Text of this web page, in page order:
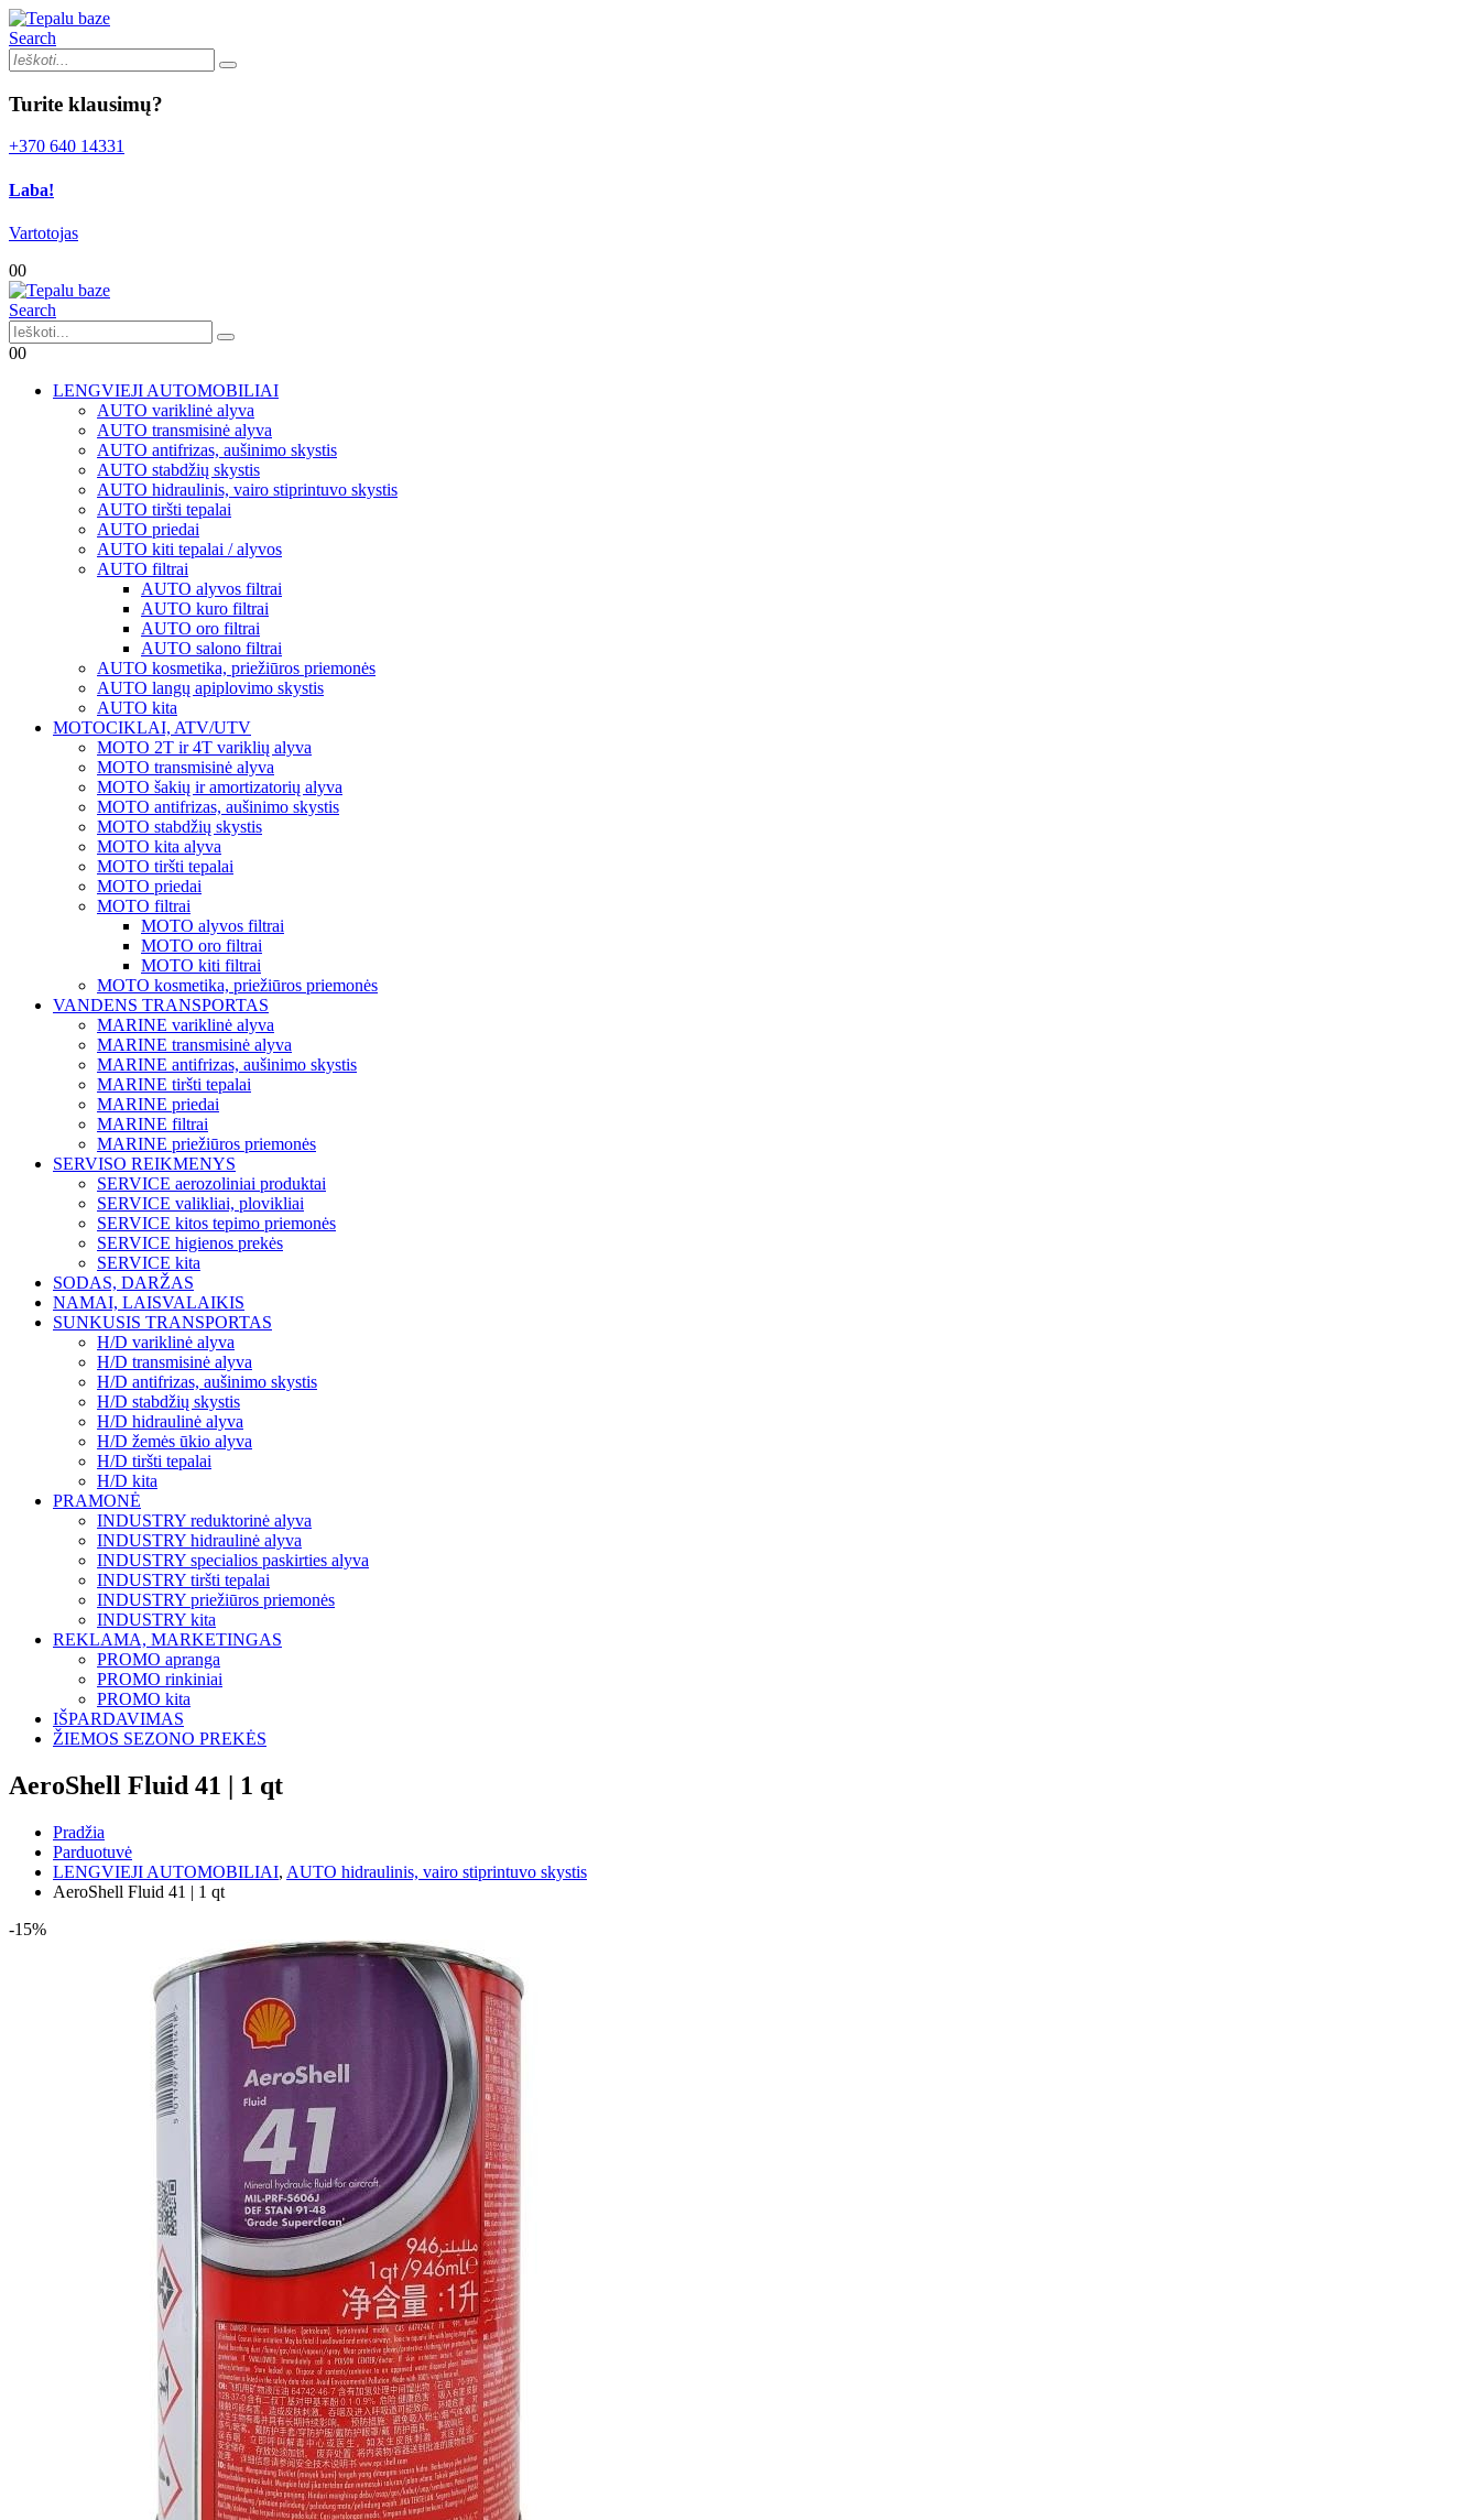
Search
Turite klausimų?
+370 640 14331
Laba!
Vartotojas
00
Search
00
LENGVIEJI AUTOMOBILIAI
AUTO variklinė alyva
AUTO transmisinė alyva
AUTO antifrizas, aušinimo skystis
AUTO stabdžių skystis
AUTO hidraulinis, vairo stiprintuvo skystis
AUTO tiršti tepalai
AUTO priedai
AUTO kiti tepalai / alyvos
AUTO filtrai
AUTO alyvos filtrai
AUTO kuro filtrai
AUTO oro filtrai
AUTO salono filtrai
AUTO kosmetika, priežiūros priemonės
AUTO langų apiplovimo skystis
AUTO kita
MOTOCIKLAI, ATV/UTV
MOTO 2T ir 4T variklių alyva
MOTO transmisinė alyva
MOTO šakių ir amortizatorių alyva
MOTO antifrizas, aušinimo skystis
MOTO stabdžių skystis
MOTO kita alyva
MOTO tiršti tepalai
MOTO priedai
MOTO filtrai
MOTO alyvos filtrai
MOTO oro filtrai
MOTO kiti filtrai
MOTO kosmetika, priežiūros priemonės
VANDENS TRANSPORTAS
MARINE variklinė alyva
MARINE transmisinė alyva
MARINE antifrizas, aušinimo skystis
MARINE tiršti tepalai
MARINE priedai
MARINE filtrai
MARINE priežiūros priemonės
SERVISO REIKMENYS
SERVICE aerozoliniai produktai
SERVICE valikliai, plovikliai
SERVICE kitos tepimo priemonės
SERVICE higienos prekės
SERVICE kita
SODAS, DARŽAS
NAMAI, LAISVALAIKIS
SUNKUSIS TRANSPORTAS
H/D variklinė alyva
H/D transmisinė alyva
H/D antifrizas, aušinimo skystis
H/D stabdžių skystis
H/D hidraulinė alyva
H/D žemės ūkio alyva
H/D tiršti tepalai
H/D kita
PRAMONĖ
INDUSTRY reduktorinė alyva
INDUSTRY hidraulinė alyva
INDUSTRY specialios paskirties alyva
INDUSTRY tiršti tepalai
INDUSTRY priežiūros priemonės
INDUSTRY kita
REKLAMA, MARKETINGAS
PROMO apranga
PROMO rinkiniai
PROMO kita
IŠPARDAVIMAS
ŽIEMOS SEZONO PREKĖS
AeroShell Fluid 41 | 1 qt
Pradžia
Parduotuvė
LENGVIEJI AUTOMOBILIAI, AUTO hidraulinis, vairo stiprintuvo skystis
AeroShell Fluid 41 | 1 qt
-15%